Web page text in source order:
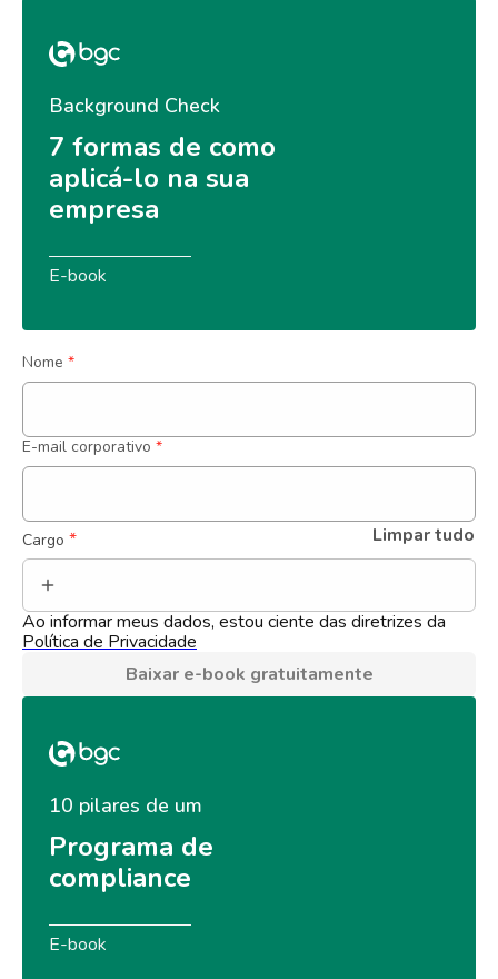
Background Check
7 formas de como
aplicá-lo na sua
empresa
E-book
Nome *
E-mail corporativo *
Cargo * Limpar tudo
Ao informar meus dados, estou ciente das diretrizes da
Política de Privacidade
Baixar e-book gratuitamente
10 pilares de um
Programa de
compliance
E-book